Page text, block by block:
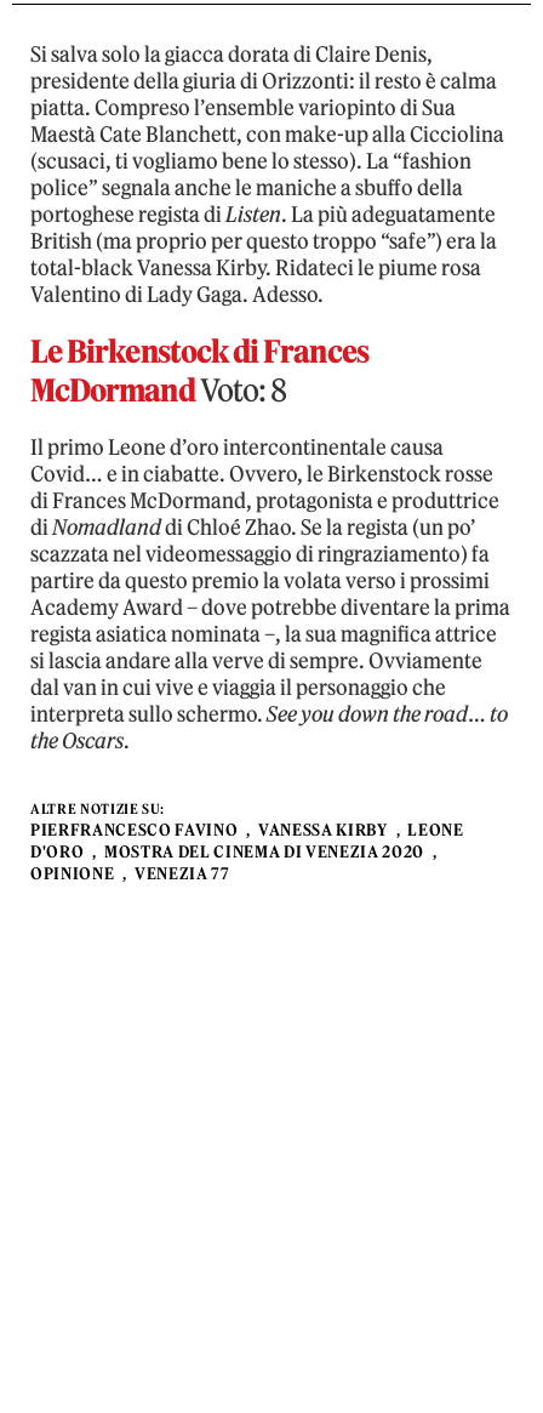
Si salva solo la giacca dorata di Claire Denis,
presidente della giuria di Orizzonti: il resto è calma
piatta. Compreso l’ensemble variopinto di Sua
Maestà Cate Blanchett, con make-up alla Cicciolina
(scusaci, ti vogliamo bene lo stesso). La “fashion
police” segnala anche le maniche a sbuffo della
portoghese regista diListen. La più adeguatamente
British (ma proprio per questo troppo “safe”) era la
total-black Vanessa Kirby. Ridateci le piume rosa
Valentino di Lady Gaga. Adesso.
Le Birkenstock di Frances
McDormandVoto: 8
Il primo Leone d’oro intercontinentale causa
Covid… e in ciabatte. Ovvero, le Birkenstock rosse
di Frances McDormand, protagonista e produttrice
diNomadlanddi Chloé Zhao. Se la regista (un po’
scazzata nel videomessaggio di ringraziamento) fa
partire da questo premio la volata verso i prossimi
Academy Award – dove potrebbe diventare la prima
regista asiatica nominata –, la sua magnifica attrice
si lascia andare alla verve di sempre. Ovviamente
dal van in cui vive e viaggia il personaggio che
interpreta sullo schermo.See you down the road…to
the Oscars.
ALTRE NOTIZIE SU:
PIERFRANCESCO FAVINO VANESSA KIRBY
LEONE
D'ORO
MOSTRA DEL CINEMA DI VENEZIA 2020
OPINIONE
VENEZIA 77